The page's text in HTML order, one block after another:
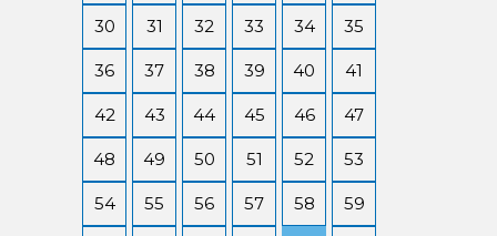
30 31 32 33 34 35
36 37 38 39 40 41
42 43 44 45 46 47
48 49 50 51 52 53
54 55 56 57 58 59